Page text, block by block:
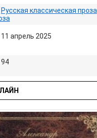
Русская классическая проза
11 апрель 2025
94